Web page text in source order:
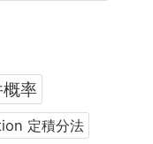
率
定積分法